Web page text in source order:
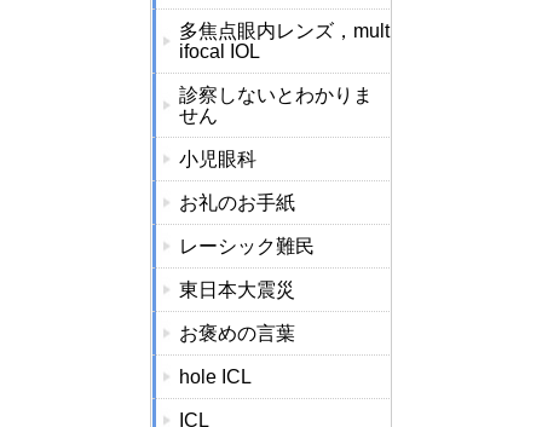
多焦点眼内レンズ，mult
ifocal IOL
診察しないとわかりま
せん
小児眼科
お礼のお手紙
レーシック難民
東日本大震災
お褒めの言葉
hole ICL
ICL